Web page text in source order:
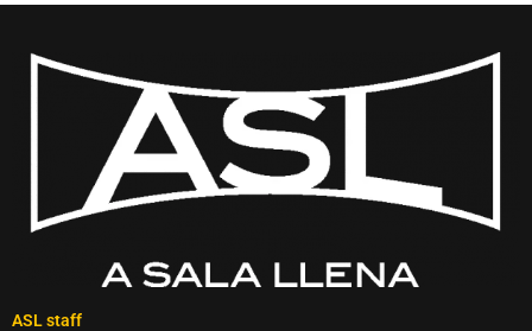
ASL staff